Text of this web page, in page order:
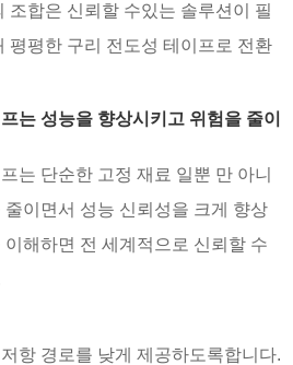
조합은 신뢰할 수있는 솔루션이 필
평평한 구리 전도성 테이프로 전환
는 성능을 향상시키고 위험을 줄이
는 단순한 고정 재료 일뿐 만 아니
이면서 성능 신뢰성을 크게 향상
해하면 전 세계적으로 신뢰할 수
항 경로를 낮게 제공하도록합니다.